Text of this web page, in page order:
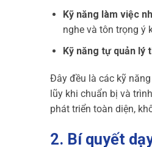
Kỹ năng làm việc
nghe và tôn trọng ý
Kỹ năng tự quản lý
Đây đều là các kỹ
lũy khi chuẩn bị và
phát triển toàn diện,
2. Bí quyết